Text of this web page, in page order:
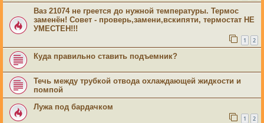
Ваз 21074 не греется до нужной температуры. Термос
заменён! Совет - проверь,замени,вскипяти, термостат НЕ
УМЕСТЕН!!!
1 2
Куда правильно ставить подъемник?
Течь между трубкой отвода охлаждающей жидкости и
помпой
Лужа под бардачком
1 2